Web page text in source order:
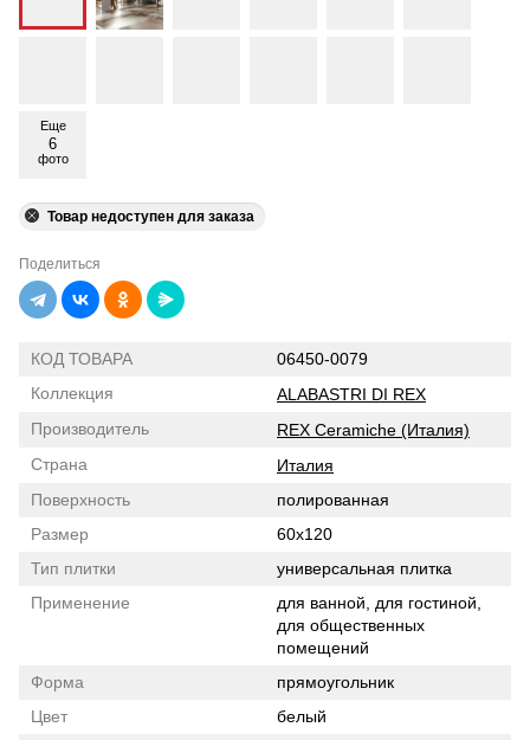
Еще
6
фото
Товар недоступен для заказа
Поделиться
КОД ТОВАРА
06450-0079
Коллекция
ALABASTRI DI REX
Производитель
REX Ceramiche (Италия)
Страна
Италия
Поверхность
полированная
Размер
60x120
Тип плитки
универсальная плитка
Применение
для ванной, для гостиной,
для общественных
помещений
Форма
прямоугольник
Цвет
белый